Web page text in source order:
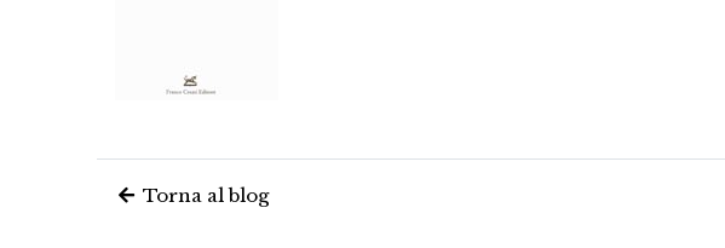
Torna al blog